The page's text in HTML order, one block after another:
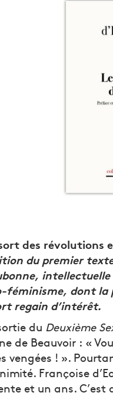
des révolutions
du premier
féminisme, dont la
regain d’intérêt.
du Deuxième
de Beauvoir : «
vengées ! ».
Françoise
et un ans. C’est